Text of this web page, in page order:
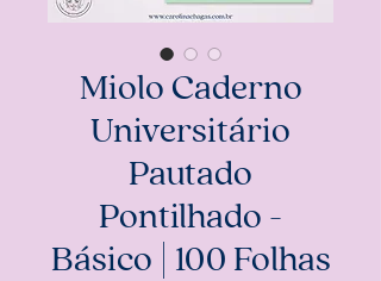
Miolo Caderno
Universitário
Pautado
Pontilhado -
Básico | 100 Folhas